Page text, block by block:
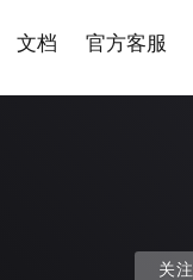
文档 官方客服
关注